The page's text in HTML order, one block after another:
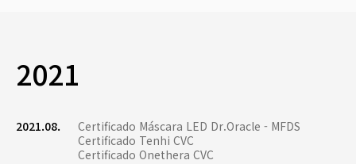
2021
2021.08.
Certificado Máscara LED Dr.Oracle - MFDS
Certificado Tenhi CVC
Certificado Onethera CVC